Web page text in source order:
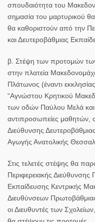
σπουδαιότητα του
σημασία του μαρτυρικού
θα καθοριστούν από την
και Δευτεροβάθμιας
β. Στέψη των προτομών
στην πλατεία
Πλάτωνος (έναντι
“Αγνώστου Κρητικού
των οδών Παύλου Μελά
αντιπροσωπείες
Διεύθυνσης
Αγωγής Ανατολικής
Στις τελετές στέψης θα
Περιφερειακής
Εκπαίδευσης Κεντρικής
Διευθύνσεων
οι Διευθυντές των